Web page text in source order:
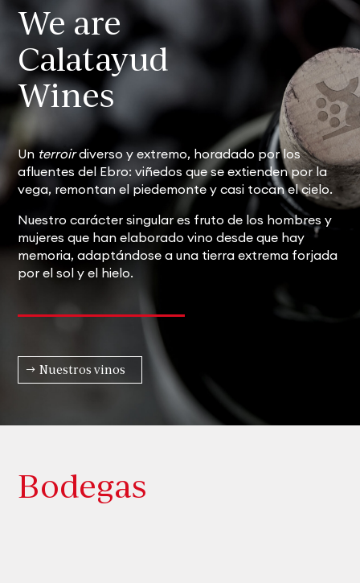
We are
Calatayud
Wines
Un terroirdiverso y extremo, horadado por los
afluentes del Ebro: viñedos que se extienden por la
vega, remontan el piedemonte y casi tocan el cielo.
Nuestro carácter singular es fruto de los hombres y
mujeres que han elaborado vino desde que hay
memoria, adaptándose a una tierra extrema forjada
por el sol y el hielo.
Nuestros vinos
Bodegas